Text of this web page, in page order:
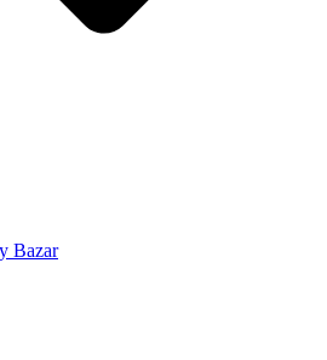
Bazar